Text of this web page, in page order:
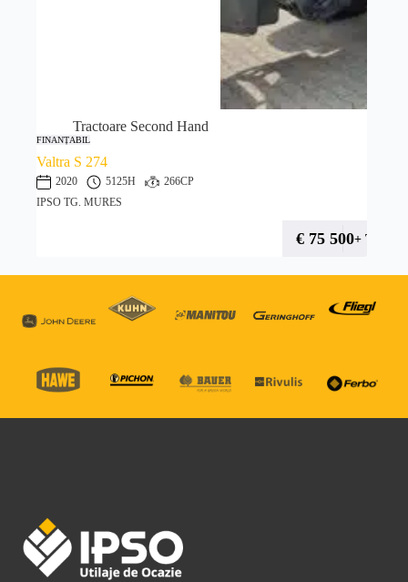
Tractoare Second Hand
FINANȚABIL
Valtra S 274
2020 5125H
266CP
IPSO TG. MURES
€ 75 500+ TVA